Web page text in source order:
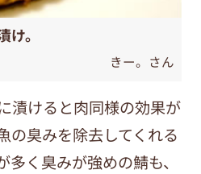
。
きー。さん
漬けると肉同様の効果が
の臭みを除去してくれる
く臭みが強めの鯖も、